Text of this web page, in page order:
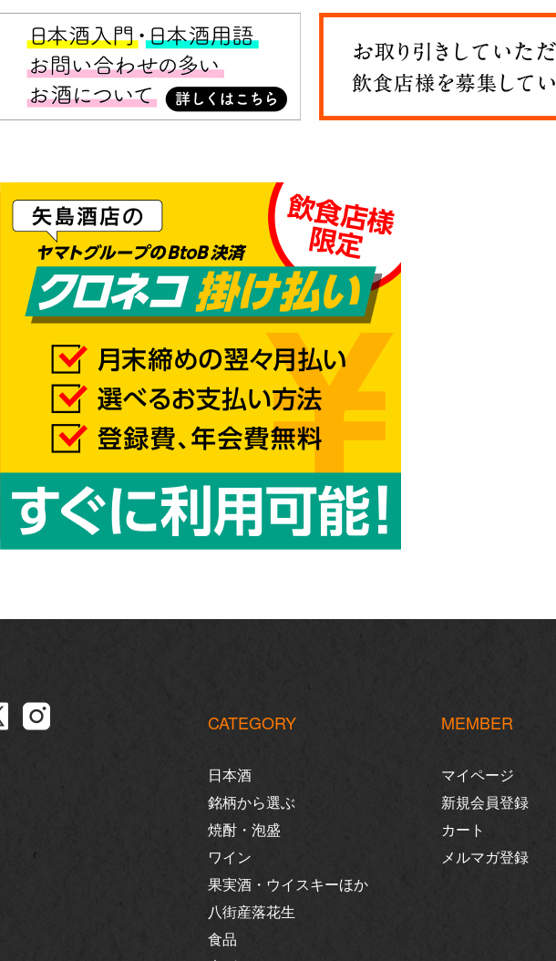
CATEGORY
日本酒
銘柄から選ぶ
焼酎・泡盛
ワイン
果実酒・ウイスキーほか
八街産落花生
食品
MEMBER
マイページ
新規会員登録
カート
メルマガ登録